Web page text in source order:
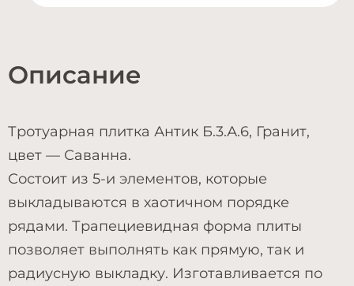
Описание
Тротуарная плитка Антик Б.3.А.6, Гранит,
цвет — Саванна.
Состоит из 5-и элементов, которые
выкладываются в хаотичном порядке
рядами. Трапециевидная форма плиты
позволяет выполнять как прямую, так и
радиусную выкладку. Изготавливается по